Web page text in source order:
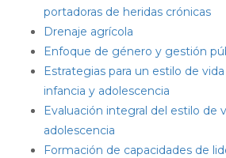
portadoras de heridas crónicas
Drenaje agrícola
Enfoque de género y gestión
Estrategias para un estilo de
infancia y adolescencia
Evaluación integral del estilo de
adolescencia
Formación de capacidades de